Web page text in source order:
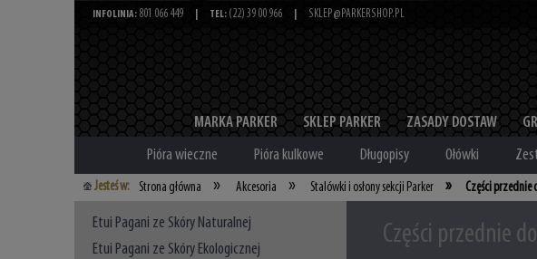
MARKA PARKER SKLEP PARKER ZASADY DOSTAW
INFOLINIA: 801 066 449 TEL: (22) 39 00 966 SKLEP@PARKERSHOP.PL
Pióra wieczne Pióra kulkowe Długopisy Ołówki
Jesteś w: Strona główna » Akcesoria » Stalówki i osłony sekcji Parker » Części przednie
Etui Pagani ze Skóry Naturalnej
Etui Pagani ze Skóry Ekologicznej
Części przednie